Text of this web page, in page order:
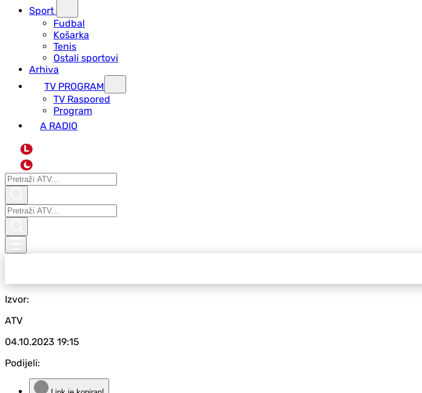
Sport
Fudbal
Košarka
Tenis
Ostali sportovi
Arhiva
TV PROGRAM
ТV Raspored
Program
A RADIO
L
Izvor:
ATV
04.10.2023 19:15
Podijeli: